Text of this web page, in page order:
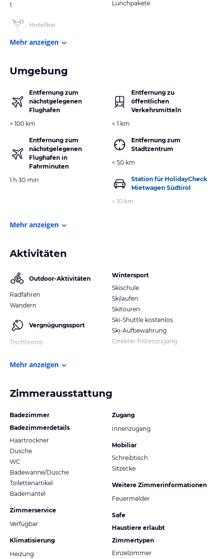
1
Hotelbar
Lunchpakete
Mehr anzeigen
Umgebung
Entfernung zum
nächstgelegenen
Flughafen
> 100 km
Entfernung zum
nächstgelegenen
Flughafen in
Fahrminuten
1 h 30 min
Entfernung zu
öffentlichen
Verkehrsmitteln
< 1 km
Entfernung zum
Stadtzentrum
< 50 km
Station für HolidayCheck
Mietwagen Südtirol
< 10 km
Mehr anzeigen
Aktivitäten
Outdoor-Aktivitäten
Radfahren
Wandern
Vergnügungssport
Tischtennis
Wintersport
Skischule
Skilaufen
Skitouren
Ski-Shuttle kostenlos
Ski-Aufbewahrung
Direkter Pistenzugang
Mehr anzeigen
Zimmerausstattung
Badezimmer
Badezimmerdetails
Haartrockner
Dusche
WC
Badewanne/Dusche
Toilettenartikel
Bademantel
Zimmerservice
Verfügbar
Klimatisierung
Heizung
Zugang
Innenzugang
Mobiliar
Schreibtisch
Sitzecke
Weitere Zimmerinformationen
Feuermelder
Safe
Haustiere erlaubt
Zimmertypen
Einzelzimmer